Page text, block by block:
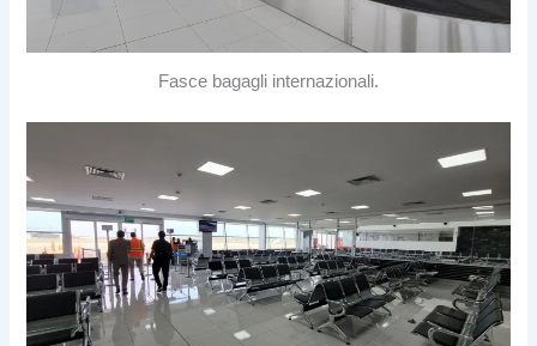
Fasce bagagli internazionali.